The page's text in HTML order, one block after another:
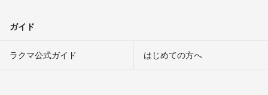
ガイド
ラクマ公式ガイド はじめての方へ